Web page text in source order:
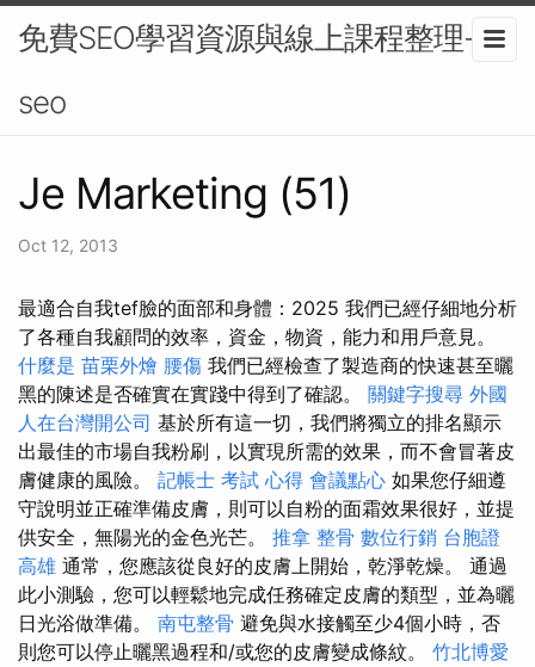
免費SEO學習資源與線上課程整理-
seo
Je Marketing (51)
Oct 12, 2013
最適合自我tef臉的面部和身體：2025 我們已經仔細地分析
了各種自我顧問的效率，資金，物資，能力和用戶意見。
什麼是 苗栗外燴 腰傷 我們已經檢查了製造商的快速甚至曬
黑的陳述是否確實在實踐中得到了確認。 關鍵字搜尋 外國
人在台灣開公司 基於所有這一切，我們將獨立的排名顯示
出最佳的市場自我粉刷，以實現所需的效果，而不會冒著皮
膚健康的風險。 記帳士 考試 心得 會議點心 如果您仔細遵
守說明並正確準備皮膚，則可以自粉的面霜效果很好，並提
供安全，無陽光的金色光芒。 推拿 整骨 數位行銷 台胞證
高雄 通常，您應該從良好的皮膚上開始，乾淨乾燥。 通過
此小測驗，您可以輕鬆地完成任務確定皮膚的類型，並為曬
日光浴做準備。 南屯整骨 避免與水接觸至少4個小時，否
則您可以停止曬黑過程和/或您的皮膚變成條紋。 竹北博愛